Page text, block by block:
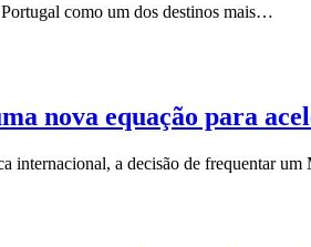
como um dos destinos mais…
nova equação para
internacional, a decisão de frequentar